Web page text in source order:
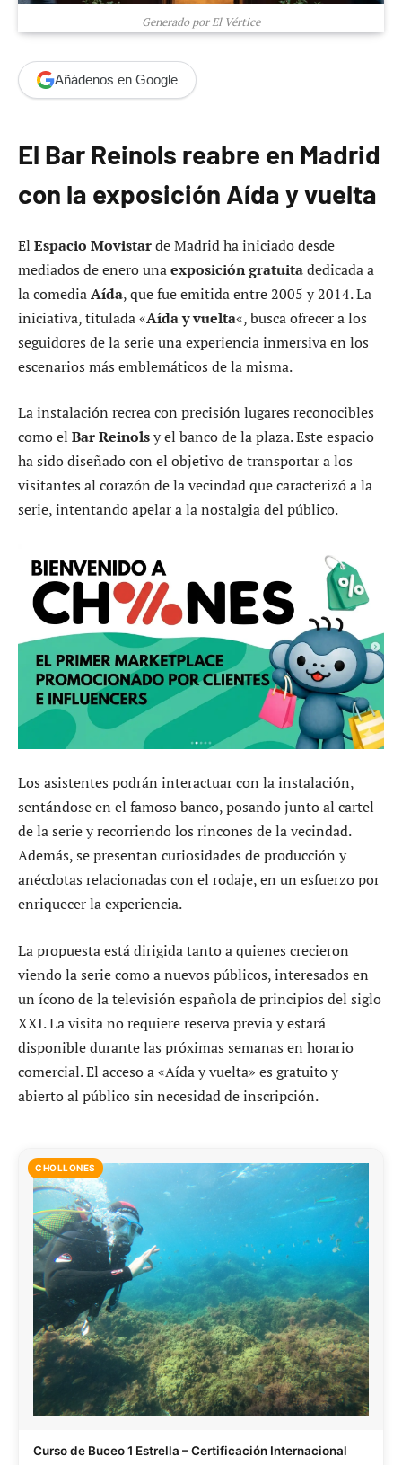
Generado por El Vértice
Añádenos en Google
El Bar Reinols reabre en Madrid
con la exposición Aída y vuelta
El Espacio Movistarde Madrid ha iniciado desde
mediados de enero unaexposición gratuitadedicada a
la comediaAída, que fue emitida entre 2005 y 2014. La
iniciativa, titulada «Aída y vuelta«, busca ofrecer a los
seguidores de la serie una experiencia inmersiva en los
escenarios más emblemáticos de la misma.
La instalación recrea con precisión lugares reconocibles
como el Bar Reinolsy el banco de la plaza. Este espacio
ha sido diseñado con el objetivo de transportar a los
visitantes al corazón de la vecindad que caracterizó a la
serie, intentando apelar a la nostalgia del público.
Los asistentes podrán interactuar con la instalación,
sentándose en el famoso banco, posando junto al cartel
de la serie y recorriendo los rincones de la vecindad.
Además, se presentan curiosidades de producción y
anécdotas relacionadas con el rodaje, en un esfuerzo por
enriquecer la experiencia.
La propuesta está dirigida tanto a quienes crecieron
viendo la serie como a nuevos públicos, interesados en
un ícono de la televisión española de principios del siglo
XXI. La visita no requiere reserva previa y estará
disponible durante las próximas semanas en horario
comercial. El acceso a «Aída y vuelta» es gratuito y
abierto al público sin necesidad de inscripción.
CHOLLONES
Curso de Buceo 1 Estrella – Certificación Internacional